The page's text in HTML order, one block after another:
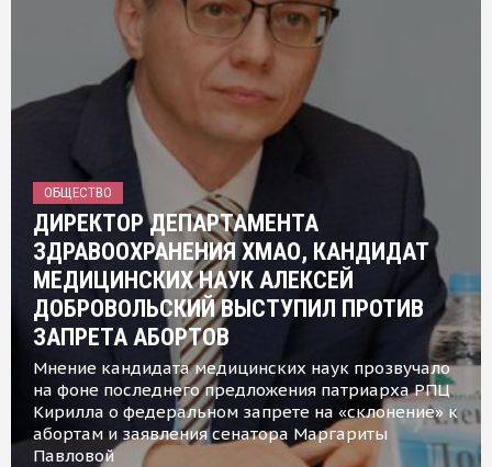
ОБЩЕСТВО
ДИРЕКТОР ДЕПАРТАМЕНТА
ЗДРАВООХРАНЕНИЯ ХМАО, КАНДИДАТ
МЕДИЦИНСКИХ НАУК АЛЕКСЕЙ
ДОБРОВОЛЬСКИЙ ВЫСТУПИЛ ПРОТИВ
ЗАПРЕТА АБОРТОВ
Мнение кандидата медицинских наук прозвучало
на фоне последнего предложения патриарха РПЦ
Кирилла о федеральном запрете на «склонение» к
абортам и заявления сенатора Маргариты
Павловой